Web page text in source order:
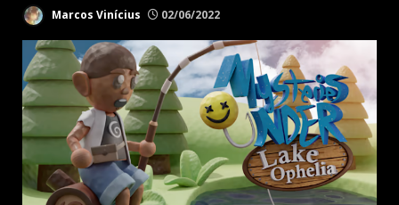
Marcos Vinícius 02/06/2022